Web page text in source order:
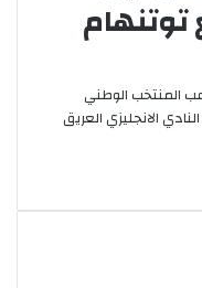
المنتخب الوطني
إدارة النادي الانجليزي العريق